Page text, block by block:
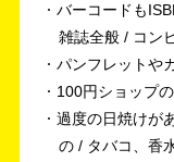
バーコードも
雑誌全般 / コン
パンフレットや
100円ショップ
過度の日焼けが
の / タバコ、香